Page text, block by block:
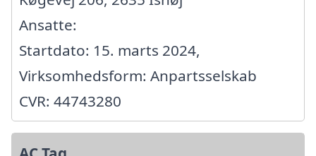
Ansatte:
Startdato: 15. marts 2024,
Virksomhedsform: Anpartsselskab
CVR: 44743280